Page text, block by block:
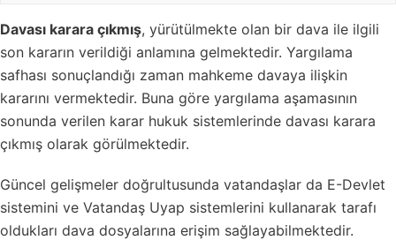
Davası karara çıkmış, yürütülmekte olan bir dava ile ilgili
son kararın verildiği anlamına gelmektedir. Yargılama
safhası sonuçlandığı zaman mahkeme davaya ilişkin
kararını vermektedir. Buna göre yargılama aşamasının
sonunda verilen karar hukuk sistemlerinde davası karara
çıkmış olarak görülmektedir.
Güncel gelişmeler doğrultusunda vatandaşlar da E-Devlet
sistemini ve Vatandaş Uyap sistemlerini kullanarak tarafı
oldukları dava dosyalarına erişim sağlayabilmektedir.